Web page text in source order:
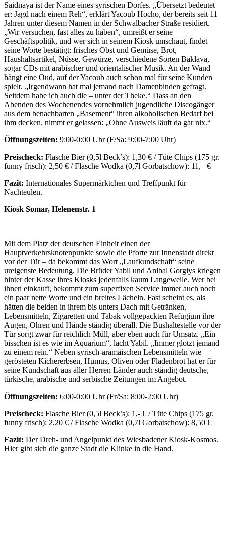
Saidnaya ist der Name eines syrischen Dorfes. „Übersetzt bedeutet
er: Jagd nach einem Reh“, erklärt Yacoub Hocho, der bereits seit 11
Jahren unter diesem Namen in der Schwalbacher Straße residiert.
„Wir versuchen, fast alles zu haben“, umreißt er seine
Geschäftspolitik, und wer sich in seinem Kiosk umschaut, findet
seine Worte bestätigt: frisches Obst und Gemüse, Brot,
Haushaltsartikel, Nüsse, Gewürze, verschiedene Sorten Baklava,
sogar CDs mit arabischer und orientalischer Musik. An der Wand
hängt eine Oud, auf der Yacoub auch schon mal für seine Kunden
spielt. „Irgendwann hat mal jemand nach Damenbinden gefragt.
Seitdem habe ich auch die – unter der Theke.“ Dass an den
Abenden des Wochenendes vornehmlich jugendliche Discogänger
aus dem benachbarten „Basement“ ihren alkoholischen Bedarf bei
ihm decken, nimmt er gelassen: „Ohne Ausweis läuft da gar nix.“
Öffnungszeiten: 9:00-0:00 Uhr (F/Sa: 9:00-7:00 Uhr)
Preischeck: Flasche Bier (0,5l Beck’s): 1,30 € / Tüte Chips (175 gr.
funny frisch): 2,50 € / Flasche Wodka (0,7l Gorbatschow): 11,– €
Fazit: Internationales Supermärktchen und Treffpunkt für
Nachteulen.
Kiosk Somar, Helenenstr. 1
Mit dem Platz der deutschen Einheit einen der
Hauptverkehrsknotenpunkte sowie die Pforte zur Innenstadt direkt
vor der Tür – da bekommt das Wort „Laufkundschaft“ seine
ureigenste Bedeutung. Die Brüder Yabil und Anibal Gorgiys kriegen
hinter der Kasse ihres Kiosks jedenfalls kaum Langeweile. Wer bei
ihnen einkauft, bekommt zum superfixen Service immer auch noch
ein paar nette Worte und ein breites Lächeln. Fast scheint es, als
hätten die beiden in ihrem bis unters Dach mit Getränken,
Lebensmitteln, Zigaretten und Tabak vollgepackten Refugium ihre
Augen, Ohren und Hände ständig überall. Die Bushaltestelle vor der
Tür sorgt zwar für reichlich Müll, aber eben auch für Umsatz. „Ein
bisschen ist es wie im Aquarium“, lacht Yabil. „Immer glotzt jemand
zu einem rein.“ Neben syrisch-aramäischen Lebensmitteln wie
gerösteten Kichererbsen, Humus, Oliven oder Fladenbrot hat er für
seine Kundschaft aus aller Herren Länder auch ständig deutsche,
türkische, arabische und serbische Zeitungen im Angebot.
Öffnungszeiten: 6:00-0:00 Uhr (Fr/Sa: 8:00-2:00 Uhr)
Preischeck: Flasche Bier (0,5l Beck’s): 1,- € / Tüte Chips (175 gr.
funny frisch): 2,20 € / Flasche Wodka (0,7l Gorbatschow): 8,50 €
Fazit: Der Dreh- und Angelpunkt des Wiesbadener Kiosk-Kosmos.
Hier gibt sich die ganze Stadt die Klinke in die Hand.